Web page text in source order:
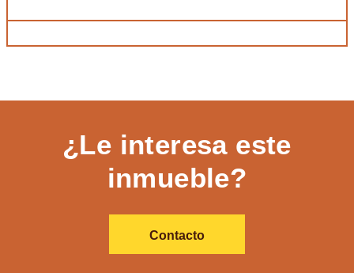
¿Le interesa este
inmueble?
Contacto